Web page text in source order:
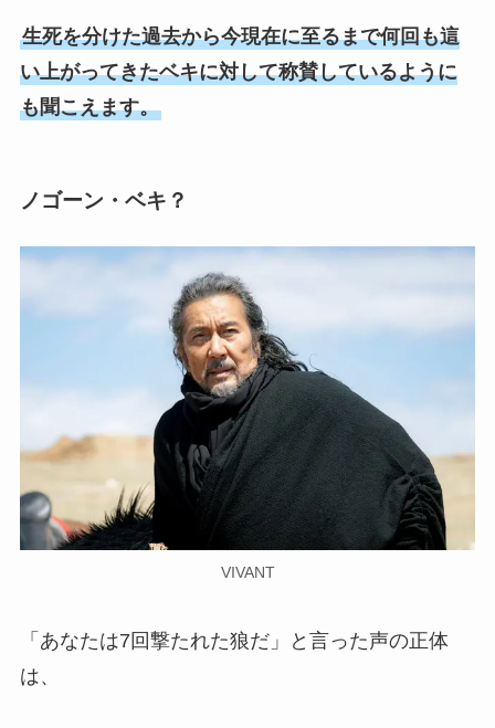
生死を分けた過去から今現在に至るまで何回も這
い上がってきたベキに対して称賛しているように
も聞こえます。
ノゴーン・ベキ？
VIVANT
「あなたは7回撃たれた狼だ」と言った声の正体
は、